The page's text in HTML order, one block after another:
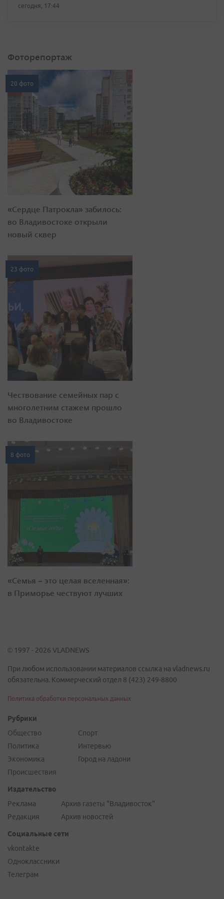
сегодня, 17:44
Фоторепортаж
20 фото
«Сердце Патрокла» забилось:
во Владивостоке открыли
новый сквер
23 фото
Чествование семейных пар с
многолетним стажем прошло
во Владивостоке
8 фото
«Семья – это целая вселенная»:
в Приморье чествуют лучших
© 1997 - 2026 VLADNEWS
При любом использовании материалов ссылка на vladnews.ru
обязательна. Коммерческий отдел 8 (423) 249-8800
Политика обработки персональных данных
Рубрики
Общество
Политика
Экономика
Происшествия
Спорт
Интервью
Город на ладони
Издательство
Реклама
Редакция
Архив газеты "Владивосток"
Архив новостей
Социальные сети
vkontakte
Одноклассники
Телеграм